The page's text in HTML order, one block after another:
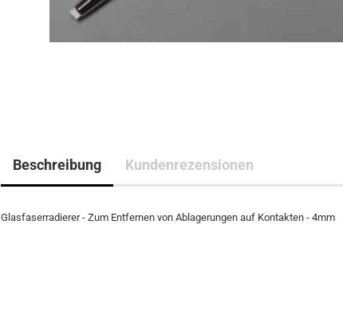
Beschreibung Kundenrezensionen
Glasfaserradierer - Zum Entfernen von Ablagerungen auf Kontakten - 4mm